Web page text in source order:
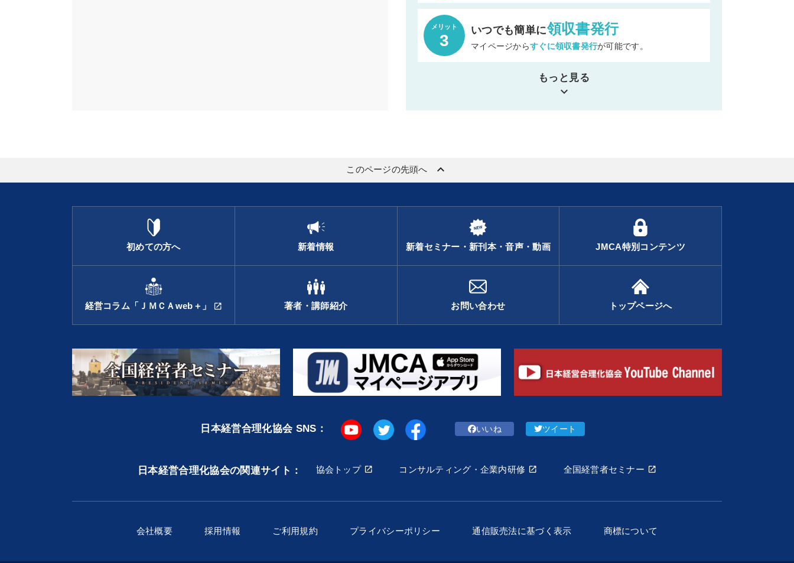
メリット
3
いつでも簡単に領収書発行
マイページからすぐに領収書発行が可能です。
もっと見る
keyboard_arrow_down
このページの先頭へ keyboard_arrow_up
初めての方へ 新着情報 新着セミナー・新刊本・音声・動画 JMCA特別コンテンツ
経営コラム「ＪＭＣＡweb＋」 open_in_new 著者・講師紹介 お問い合わせ トップページへ
日本経営合理化協会 SNS： いいね ツイート
日本経営合理化協会の関連サイト： 協会トップ コンサルティング・企業内研修 全国経営者セミナー
会社概要 採用情報 ご利用規約 プライバシーポリシー 通信販売法に基づく表示 商標について